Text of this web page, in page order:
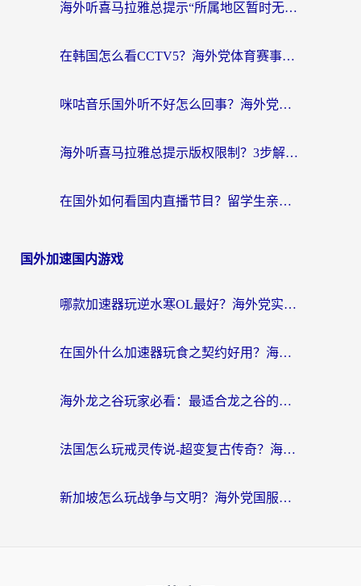
海外听喜马拉雅总提示“所属地区暂时无版权”？这个限制解除方法亲测有效！
在韩国怎么看CCTV5？海外党体育赛事+中文解说观看终极指南
咪咕音乐国外听不好怎么回事？海外党听歌自由的终极解决方案来了
海外听喜马拉雅总提示版权限制？3步解决+2个音乐平台问题全攻略
在国外如何看国内直播节目？留学生亲测有效的追剧加速指南
国外加速国内游戏
哪款加速器玩逆水寒OL最好？海外党实测后的终极选择指南
在国外什么加速器玩食之契约好用？海外党亲测有效的国服游戏加速指南
海外龙之谷玩家必看：最适合龙之谷的加速器，解决延迟卡顿还能畅玩幻书启示录和梦幻西游？
法国怎么玩戒灵传说-超变复古传奇？海外玩家国服游戏加速终极指南
新加坡怎么玩战争与文明？海外党国服游戏加速器终极避坑指南